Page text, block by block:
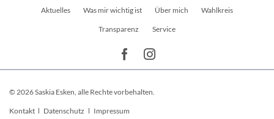
Navigation
Aktuelles Was mir wichtig ist Über mich Wahlkreis
Transparenz Service
© 2026 Saskia Esken, alle Rechte vorbehalten.
Navigation
Kontakt Datenschutz Impressum